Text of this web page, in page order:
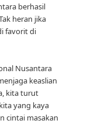
berhasil
heran jika
favorit di
Nusantara
keaslian
kita turut
yang kaya
cintai masakan